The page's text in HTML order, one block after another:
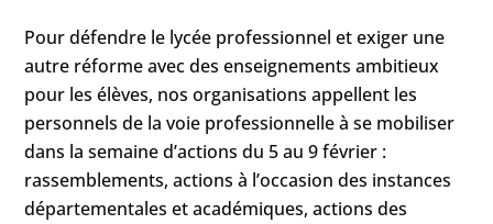
Pour défendre le lycée professionnel et exiger une
autre réforme avec des enseignements ambitieux
pour les élèves, nos organisations appellent les
personnels de la voie professionnelle à se mobiliser
dans la semaine d’actions du 5 au 9 février :
rassemblements, actions à l’occasion des instances
départementales et académiques, actions des